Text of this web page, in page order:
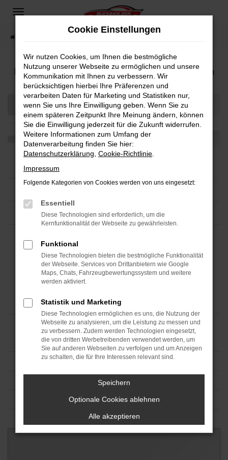
Zum
springen
Fahrzeugsuche
Bei uns finden Sie bestimmt Ihren Nächsten
Cookie Einstellungen
Wir nutzen Cookies, um Ihnen die bestmögliche
Nutzung unserer Webseite zu ermöglichen und unsere
Kommunikation mit Ihnen zu verbessern. Wir
berücksichtigen hierbei Ihre Präferenzen und
verarbeiten Daten für Marketing und Statistiken nur,
wenn Sie uns Ihre Einwilligung geben. Wenn Sie zu
einem späteren Zeitpunkt Ihre Meinung ändern, können
Sie die Einwilligung jederzeit für die Zukunft widerrufen.
Weitere Informationen zum Umfang der
Datenverarbeitung finden Sie hier:
Datenschutzerklärung Cookie-Richtlinie
Impressum
Folgende Kategorien von Cookies werden von uns eingesetzt:
Essentiell
Diese Technologien sind erforderlich, um die
Kernfunktionalität der Webseite zu gewährleisten.
Funktional
Diese Technologien bieten die bestmögliche Funktionalität
der Webseite. Services von Drittanbietern wie Google
Maps, Chats, Fahrzeugbewertungssystem und weitere
werden aktiviert.
Statistik und Marketing
Diese Technologien ermöglichen es uns, die Nutzung der
Webseite zu analysieren, um die Leistung zu messen und
zu verbessern. Zudem werden Technologien eingesetzt,
die von dritten Werbetreibenden verwendet werden, um
Sie auf anderen Webseiten zu verfolgen und um Anzeigen
zu schalten, die für Ihre Interessen relevant sind.
Speichern
Optionale Cookies ablehnen
Alle akzeptieren